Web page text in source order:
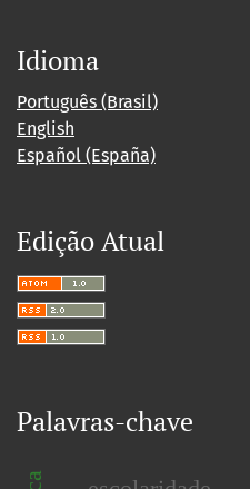
Idioma
Português (Brasil)
English
Español (España)
Edição Atual
Palavras-chave